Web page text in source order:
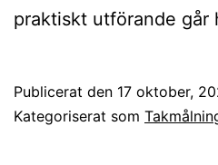
praktiskt utförande går
Publicerat den 17 oktober,
Kategoriserat som